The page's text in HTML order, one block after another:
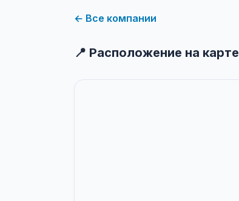
← Все компании
📍 Расположение на карте